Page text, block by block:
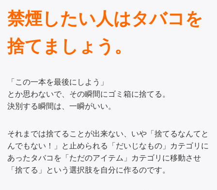
禁煙したい人はタバコを
捨てましょう。
「この一本を最後にしよう」
とか思わないで、その瞬間にゴミ箱に捨てる。
決別する瞬間は、一瞬がいい。
それまでは捨てることが出来ない、いや「捨てるなんてと
んでもない！」と止められる「だいじなもの」カテゴリに
あったタバコを「ただのアイテム」カテゴリに移動させ
「捨てる」という選択肢を自分に作るのです。